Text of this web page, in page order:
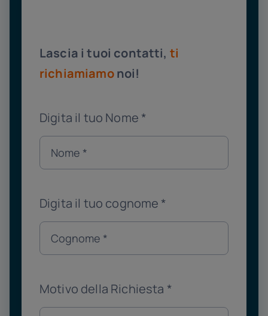
Lascia i tuoi contatti, ti
richiamiamonoi!
Digita il tuo Nome *
Digita il tuo cognome *
Motivo della Richiesta *